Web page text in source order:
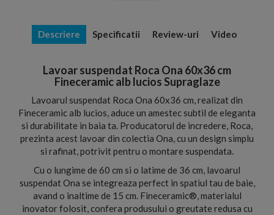
Descriere Specificatii Review-uri Video
Lavoar suspendat Roca Ona 60x36 cm
Fineceramic alb lucios Supraglaze
Lavoarul suspendat Roca Ona 60x36 cm, realizat din
Fineceramic alb lucios, aduce un amestec subtil de eleganta
si durabilitate in baia ta. Producatorul de incredere, Roca,
prezinta acest lavoar din colectia Ona, cu un design simplu
si rafinat, potrivit pentru o montare suspendata.
Cu o lungime de 60 cm si o latime de 36 cm, lavoarul
suspendat Ona se integreaza perfect in spatiul tau de baie,
avand o inaltime de 15 cm. Fineceramic®, materialul
inovator folosit, confera produsului o greutate redusa cu